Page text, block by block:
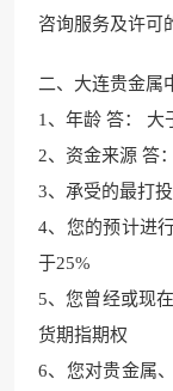
咨询服务及许可
二、大连贵金属
1、年龄 答： 大
2、资金来源 答
3、承受的最打
4、您的预计进
于25%
5、您曾经或现
货期指期权
6、您对贵金属